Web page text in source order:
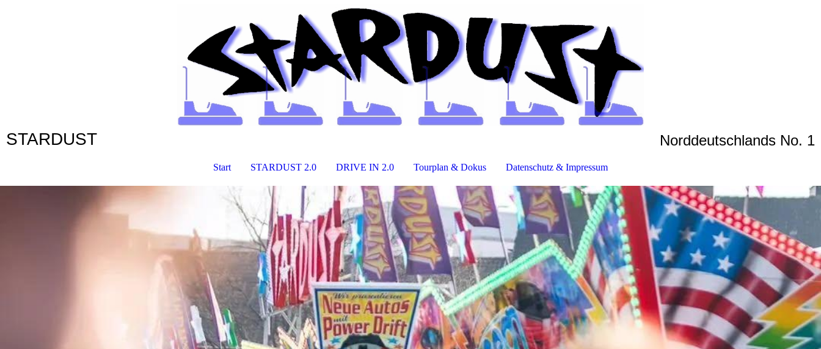
STARDUST Norddeutschlands No. 1
Start STARDUST 2.0 DRIVE IN 2.0 Tourplan & Dokus Datenschutz & Impressum